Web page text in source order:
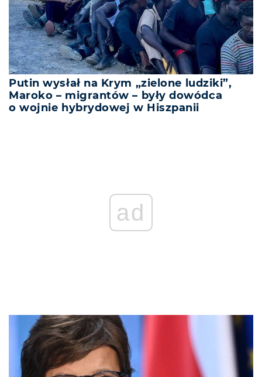
Putin wysłał na Krym „zielone ludziki”,
Maroko – migrantów – były dowódca
o wojnie hybrydowej w Hiszpanii
ad